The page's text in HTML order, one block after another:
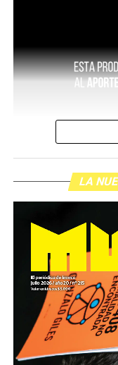
LA